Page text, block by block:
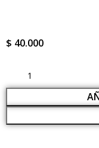
$ 40.000